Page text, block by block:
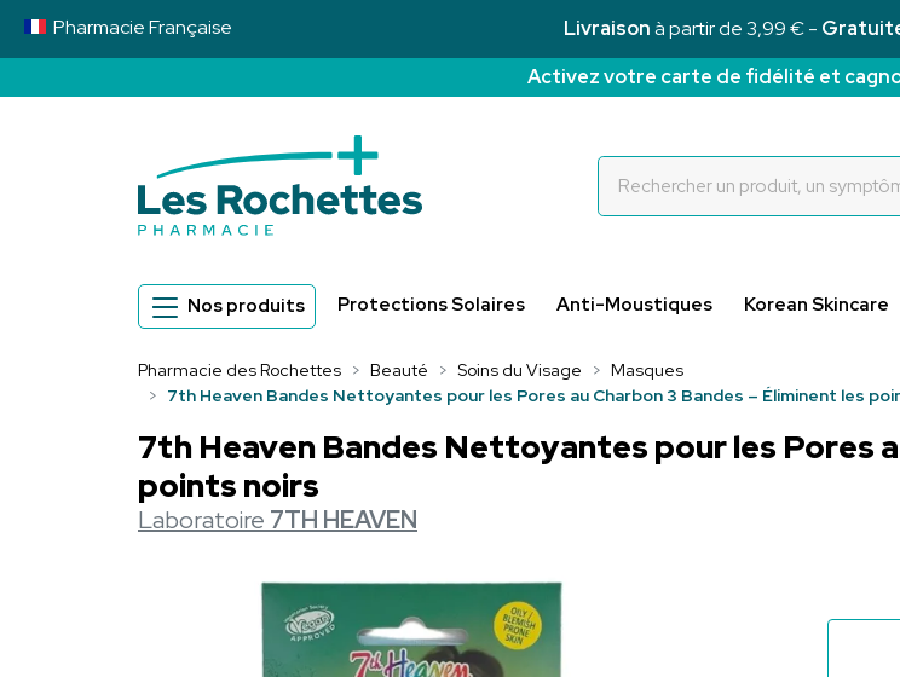
Livraisonà partir de 3,99 € -
PharmacieFrançaise
Activez votre carte de fidélité et
Nos produits Protections Solaires Anti-Moustiques Korean Skincare
Pharmacie des Rochettes Beauté Soins du Visage
Masques
7th Heaven Bandes Nettoyantes pour les Pores au Charbon 3 Bandes – Éliminent les
7th Heaven Bandes Nettoyantes pour les Pores
points noirs
Laboratoire 7TH HEAVEN